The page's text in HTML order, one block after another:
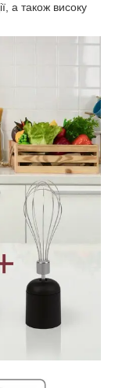
а також високу